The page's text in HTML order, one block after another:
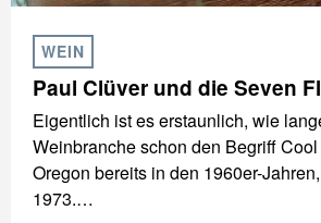
WEIN
Paul Clüver und die Seven
Eigentlich ist es erstaunlich, wie
Weinbranche schon den Begriff
Oregon bereits in den 1960er-
1973.…